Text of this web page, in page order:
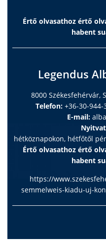
Értő olvasathoz értő
habent
Legendus
8000 Székesfehérvár,
Telefon: +36-30-944-
E-mail:
hétköznapokon, hétfőtől
Értő olvasathoz értő
habent
https://
semmelweis-kiadu-uj-